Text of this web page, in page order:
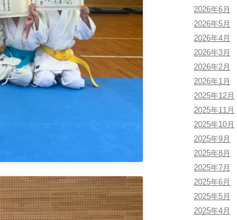
2026年6月
2026年5月
2026年4月
2026年3月
2026年2月
2026年1月
2025年12月
2025年11月
2025年10月
2025年9月
2025年8月
2025年7月
2025年6月
2025年5月
2025年4月